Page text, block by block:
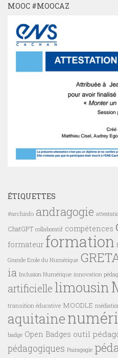
MOOC #MOOCAZ
ÉTIQUETTES
#archinfo andragogie
ChatGPT collaboratif compétences
formateur formation
Grande Ecole du Numérique
ia Inclusion Numérique innovation
artificielle limousin
transition éducative MOODLE
aquitaine
badge Open Badges outil
pédagogiques Pairagogie